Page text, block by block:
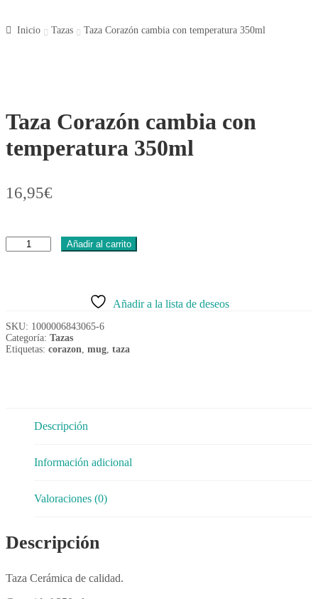
Inicio Tazas Taza Corazón cambia con temperatura 350ml
Taza Corazón cambia con
temperatura 350ml
16,95€
Corazón
Añadir al carrito
Añadir a la lista de deseos
SKU: 1000006843065-6
Categoría: Tazas
Etiquetas: corazon mug taza
Descripción
Información adicional
Valoraciones (0)
Descripción
Taza Cerámica de calidad.